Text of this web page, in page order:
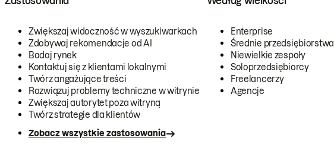
Zwiększaj widoczność w wyszukiwarkach
Zdobywaj rekomendacje od AI
Badaj rynek
Kontaktuj się z klientami lokalnymi
Twórz angażujące treści
Rozwiązuj problemy techniczne w witrynie
Zwiększaj autorytet poza witryną
Twórz strategie dla klientów
Zobacz wszystkie zastosowania
Enterprise
Średnie przedsiębiorstwa
Niewielkie zespoły
Soloprzedsiębiorcy
Freelancerzy
Agencje